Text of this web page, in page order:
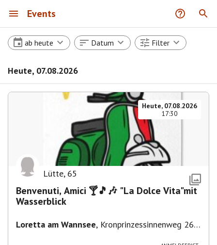
Events
ab heute Datum Filter
Heute, 07.08.2026
Heute, 07.08.2026
17:30
Lütte, 65
Benvenuti, Amici 🍸🎵🎶 "La Dolce Vita"mit
Wasserblick
Loretta am Wannsee, Kronprinzessinnenweg 260,